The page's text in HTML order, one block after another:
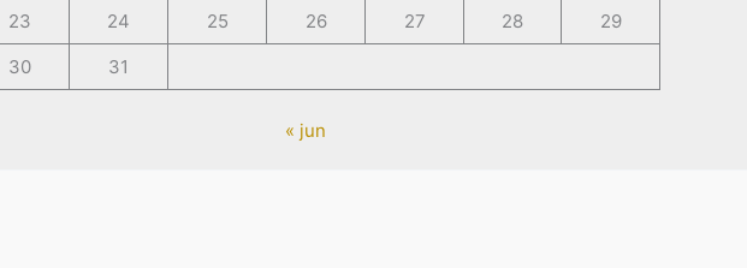
23
24 25 26 27 28
29
30
31
« jun